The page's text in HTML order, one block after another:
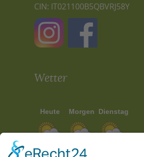
CIN: IT021100B5QBVRJ58Y
Wetter
Heute Morgen Dienstag
18 °C 35 °C 17 °C 35 °C